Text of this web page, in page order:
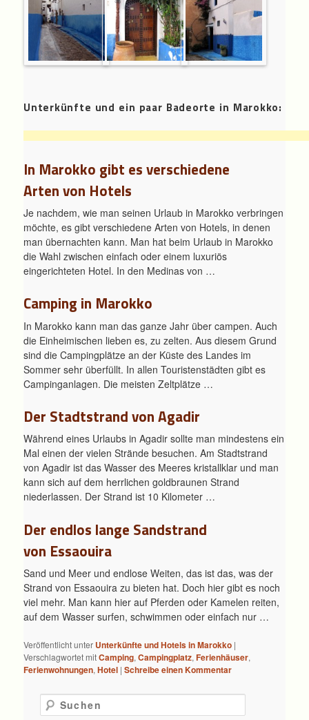
Unterkünfte und ein paar Badeorte in Marokko:
In Marokko gibt es verschiedene
Arten von Hotels
Je nachdem, wie man seinen Urlaub in Marokko verbringen
möchte, es gibt verschiedene Arten von Hotels, in denen
man übernachten kann. Man hat beim Urlaub in Marokko
die Wahl zwischen einfach oder einem luxuriös
eingerichteten Hotel. In den Medinas von …
Camping in Marokko
In Marokko kann man das ganze Jahr über campen. Auch
die Einheimischen lieben es, zu zelten. Aus diesem Grund
sind die Campingplätze an der Küste des Landes im
Sommer sehr überfüllt. In allen Touristenstädten gibt es
Campinganlagen. Die meisten Zeltplätze …
Der Stadtstrand von Agadir
Während eines Urlaubs in Agadir sollte man mindestens ein
Mal einen der vielen Strände besuchen. Am Stadtstrand
von Agadir ist das Wasser des Meeres kristallklar und man
kann sich auf dem herrlichen goldbraunen Strand
niederlassen. Der Strand ist 10 Kilometer …
Der endlos lange Sandstrand
von Essaouira
Sand und Meer und endlose Weiten, das ist das, was der
Strand von Essaouira zu bieten hat. Doch hier gibt es noch
viel mehr. Man kann hier auf Pferden oder Kamelen reiten,
auf dem Wasser surfen, schwimmen oder einfach nur …
Veröffentlicht unter Unterkünfte und Hotels in Marokko |
Verschlagwortet mitCamping,Campingplatz,Ferienhäuser,
Ferienwohnungen,Hotel |Schreibe einen Kommentar
Suchen